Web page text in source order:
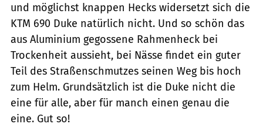
und möglichst knappen Hecks widersetzt sich die
KTM 690 Duke natürlich nicht. Und so schön das
aus Aluminium gegossene Rahmenheck bei
Trockenheit aussieht, bei Nässe findet ein guter
Teil des Straßenschmutzes seinen Weg bis hoch
zum Helm. Grundsätzlich ist die Duke nicht die
eine für alle, aber für manch einen genau die
eine. Gut so!